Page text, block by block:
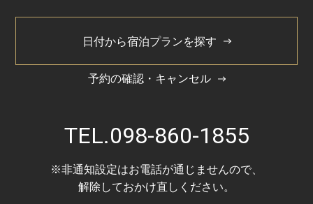
2024/5
日付から宿泊プランを探す
予約の確認・キャンセル
TEL.098-860-1855
※非通知設定はお電話が通じませんので、
解除しておかけ直しください。